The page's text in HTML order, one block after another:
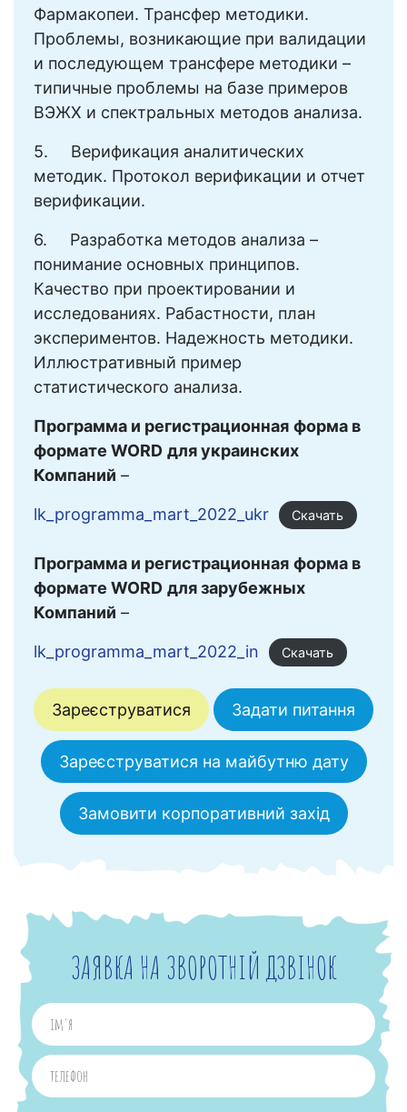
Фармакопеи. Трансфер методики.
Проблемы, возникающие при валидации
и последующем трансфере методики –
типичные проблемы на базе примеров
ВЭЖХ и спектральных методов анализа.
5. Верификация аналитических
методик. Протокол верификации и отчет
верификации.
6. Разработка методов анализа –
понимание основных принципов.
Качество при проектировании и
исследованиях. Рабастности, план
экспериментов. Надежность методики.
Иллюстративный пример
статистического анализа.
Программа и регистрационная форма в
формате WORD для украинских
Компаний –
lk_programma_mart_2022_ukr Скачать
Программа и регистрационная форма в
формате WORD для зарубежных
Компаний –
lk_programma_mart_2022_in Скачать
Зареєструватися Задати питання
Зареєструватися на майбутню дату
Замовити корпоративний захід
ЗАЯВКА НА ЗВОРОТНІЙ ДЗВІНОК